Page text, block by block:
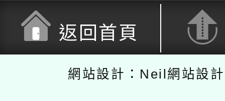
返回首頁
網站設計：Neil網站設